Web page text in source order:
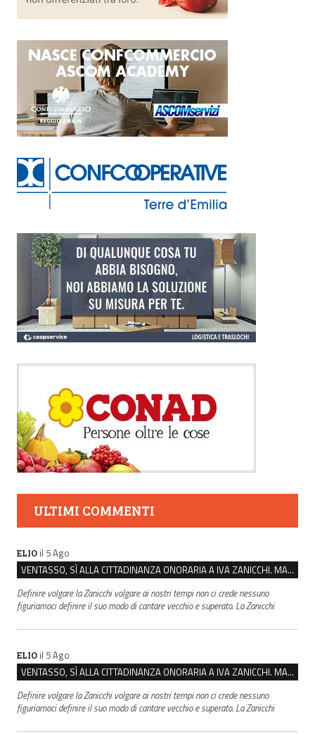
ULTIMI COMMENTI
ELIO il 5 Ago
VENTASSO, SÌ ALLA CITTADINANZA ONORARIA A IVA ZANICCHI. MA BARGIACCHI: “È DI PESSIMO GUSTO”
Definire volgare la Zanicchi volgare ai nostri tempi non ci crede nessuno
figuriamoci definire il suo modo di cantare vecchio e superato. La Zanicchi
ELIO il 5 Ago
VENTASSO, SÌ ALLA CITTADINANZA ONORARIA A IVA ZANICCHI. MA BARGIACCHI: “È DI PESSIMO GUSTO”
Definire volgare la Zanicchi volgare ai nostri tempi non ci crede nessuno
figuriamoci definire il suo modo di cantare vecchio e superato. La Zanicchi